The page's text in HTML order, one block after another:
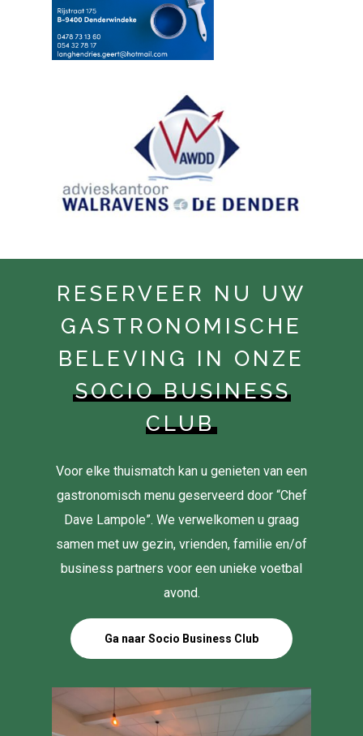
RESERVEER NU UW
GASTRONOMISCHE
BELEVING IN ONZE
SOCIO BUSINESS
CLUB
Voor elke thuismatch kan u genieten van een
gastronomisch menu geserveerd door “Chef
Dave Lampole”. We verwelkomen u graag
samen met uw gezin, vrienden, familie en/of
business partners voor een unieke voetbal
avond.
Ga naar Socio Business Club